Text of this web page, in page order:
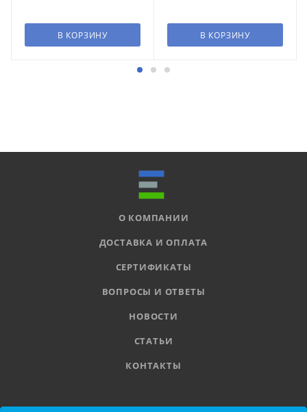
В КОРЗИНУ В КОРЗИНУ
О КОМПАНИИ
ДОСТАВКА И ОПЛАТА
СЕРТИФИКАТЫ
ВОПРОСЫ И ОТВЕТЫ
НОВОСТИ
СТАТЬИ
КОНТАКТЫ